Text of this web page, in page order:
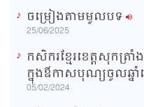
ចម្រៀងតាមមូលបទ
25/06/2025
កសិករខ្មែរខេត្តសុកត្រ
ក្នុងឳកាសបុណ្យចូលឆ្ន
05/02/2024